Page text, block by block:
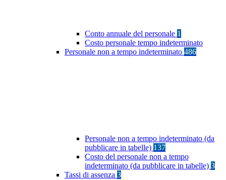
Conto annuale del personale 1
Costo personale tempo indeterminato
Personale non a tempo indeterminato 486
Personale non a tempo indeterminato (da
pubblicare in tabelle) 137
Costo del personale non a tempo
indeterminato (da pubblicare in tabelle) 3
Tassi di assenza 3